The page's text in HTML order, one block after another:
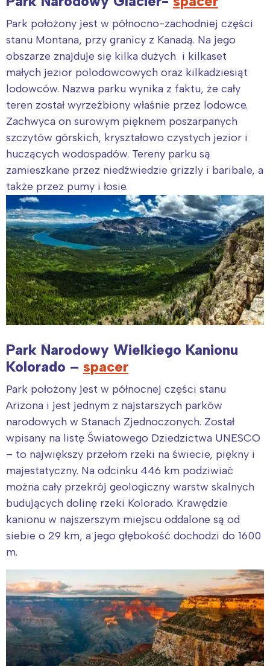
Park położony jest w północno-zachodniej części
stanu Montana, przy granicy z Kanadą. Na jego
obszarze znajduje się kilka dużych i kilkaset
małych jezior polodowcowych oraz kilkadziesiąt
lodowców. Nazwa parku wynika z faktu, że cały
teren został wyrzeźbiony właśnie przez lodowce.
Zachwyca on surowym pięknem poszarpanych
szczytów górskich, kryształowo czystych jezior i
huczących wodospadów. Tereny parku są
zamieszkane przez niedźwiedzie grizzly i baribale, a
także przez pumy i łosie.
Park Narodowy Wielkiego Kanionu
Kolorado – spacer
Park położony jest w północnej części stanu
Arizona i jest jednym z najstarszych parków
narodowych w Stanach Zjednoczonych. Został
wpisany na listę Światowego Dziedzictwa UNESCO
– to największy przełom rzeki na świecie, piękny i
majestatyczny. Na odcinku 446 km podziwiać
można cały przekrój geologiczny warstw skalnych
budujących dolinę rzeki Kolorado. Krawędzie
kanionu w najszerszym miejscu oddalone są od
siebie o 29 km, a jego głębokość dochodzi do 1600
m.